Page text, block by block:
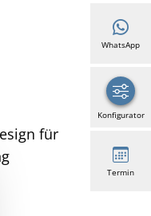
für
WhatsApp
Konfigurator
Termin